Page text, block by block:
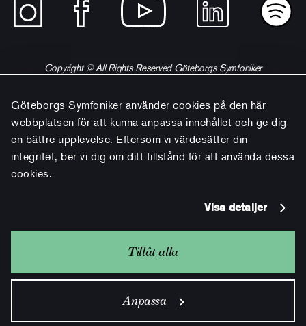
Göteborgs Symfoniker använder cookies på den här
webbplatsen för att kunna anpassa innehållet och ge dig
en bättre upplevelse. Eftersom vi värdesätter din
integritet, ber vi dig om ditt tillstånd för att använda dessa
cookies.
Visa detaljer
Tillåt alla
Anpassa
Copyright © All Rights Reserved Göteborgs Symfoniker